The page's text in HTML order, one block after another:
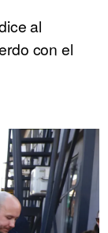
al
con el